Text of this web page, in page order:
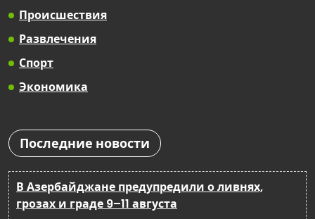
Происшествия
Развлечения
Спорт
Экономика
Последние новости
В Азербайджане предупредили о ливнях,
грозах и граде 9–11 августа